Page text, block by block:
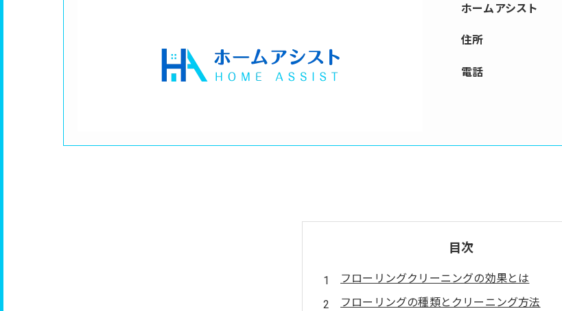
ホームアシスト
住所
電話
目次
フローリングクリーニングの効果とは
フローリングの種類とクリーニング方法